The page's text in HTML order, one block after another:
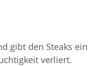
gibt den Steaks ein
verliert.